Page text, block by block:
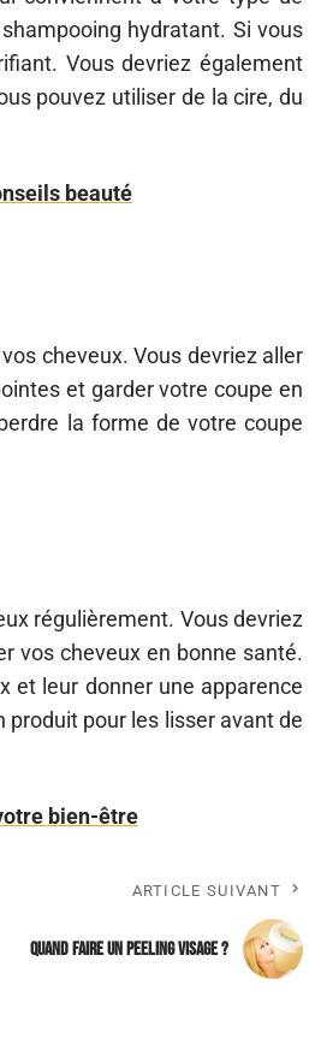
hydratant. Si vous
Vous devriez également
pouvez utiliser de la cire, du
beauté
cheveux. Vous devriez aller
et garder votre coupe en
la forme de votre coupe
régulièrement. Vous devriez
vos cheveux en bonne santé.
et leur donner une apparence
produit pour les lisser avant de
bien-être
ARTICLE SUIVANT
Quand faire un peeling visage ?